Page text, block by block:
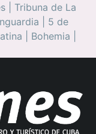
Tribuna de La
5 de
Bohemia